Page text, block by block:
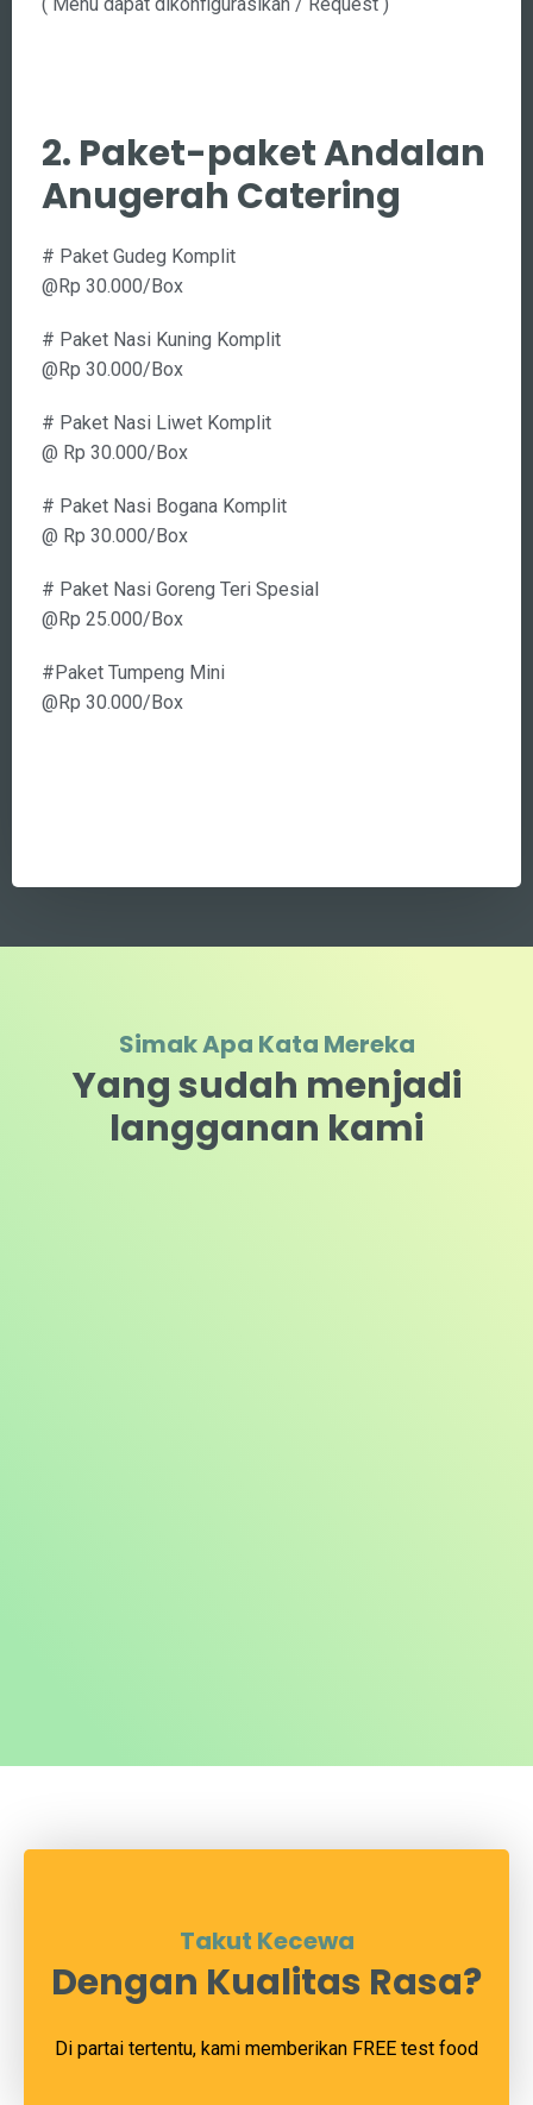
Krupuk
2. Paket-paket Andalan
Anugerah Catering
# Paket Gudeg Komplit
@Rp 30.000/Box
# Paket Nasi Kuning Komplit
@Rp 30.000/Box
# Paket Nasi Liwet Komplit
@ Rp 30.000/Box
# Paket Nasi Bogana Komplit
@ Rp 30.000/Box
# Paket Nasi Goreng Teri Spesial
@Rp 25.000/Box
#Paket Tumpeng Mini
Simak Apa Kata Mereka
Yang sudah menjadi
Takut Kecewa